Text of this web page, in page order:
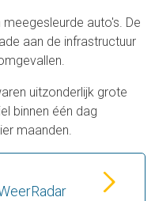
auto's. De
aan de infrastructuur
uitzonderlijk grote
binnen één dag
maanden.